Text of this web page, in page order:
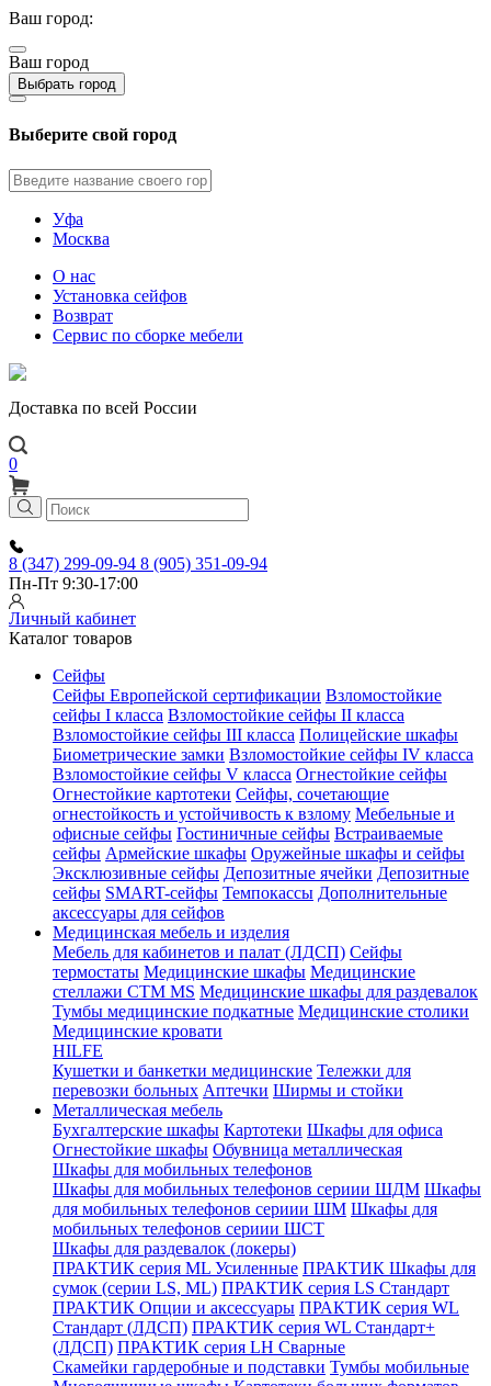
Ваш город:
Ваш город
Выбрать город
Выберите свой город
Уфа
Москва
О нас
Установка сейфов
Возврат
Сервис по сборке мебели
Доставка по всей России
0
8 (347) 299-09-94 8 (905) 351-09-94
Пн-Пт 9:30-17:00
Личный кабинет
Каталог товаров
Сейфы
Сейфы Европейской сертификации Взломостойкие
сейфы I класса Взломостойкие сейфы II класса
Взломостойкие сейфы III класса Полицейские шкафы
Биометрические замки Взломостойкие сейфы IV класса
Взломостойкие сейфы V класса Огнестойкие сейфы
Огнестойкие картотеки Сейфы, сочетающие
огнестойкость и устойчивость к взлому Мебельные и
офисные сейфы Гостиничные сейфы Встраиваемые
сейфы Армейские шкафы Оружейные шкафы и сейфы
Эксклюзивные сейфы Депозитные ячейки Депозитные
сейфы SMART-сейфы Темпокассы Дополнительные
аксессуары для сейфов
Медицинская мебель и изделия
Мебель для кабинетов и палат (ЛДСП) Сейфы
термостаты Медицинские шкафы Медицинские
стеллажи CTM MS Медицинские шкафы для раздевалок
Тумбы медицинские подкатные Медицинские столики
Медицинские кровати
HILFE
Кушетки и банкетки медицинские Тележки для
перевозки больных Аптечки Ширмы и стойки
Металлическая мебель
Бухгалтерские шкафы Картотеки Шкафы для офиса
Огнестойкие шкафы Обувница металлическая
Шкафы для мобильных телефонов
Шкафы для мобильных телефонов сериии ШДМ Шкафы
для мобильных телефонов сериии ШМ Шкафы для
мобильных телефонов сериии ШСТ
Шкафы для раздевалок (локеры)
ПРАКТИК серия ML Усиленные ПРАКТИК Шкафы для
сумок (серии LS, ML) ПРАКТИК cерия LS Стандарт
ПРАКТИК Опции и аксессуары ПРАКТИК серия WL
Стандарт (ЛДСП) ПРАКТИК серия WL Стандарт+
(ЛДСП) ПРАКТИК серия LH Сварные
Скамейки гардеробные и подставки Тумбы мобильные